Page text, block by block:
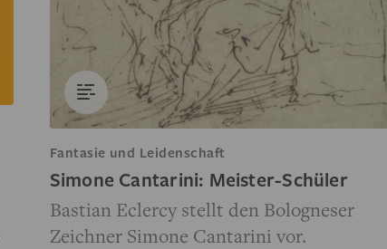
Fantasie und Leidenschaft
Simone Cantarini: Meister-Schüler
Bastian Eclercy stellt den Bologneser
Zeichner Simone Cantarini vor.